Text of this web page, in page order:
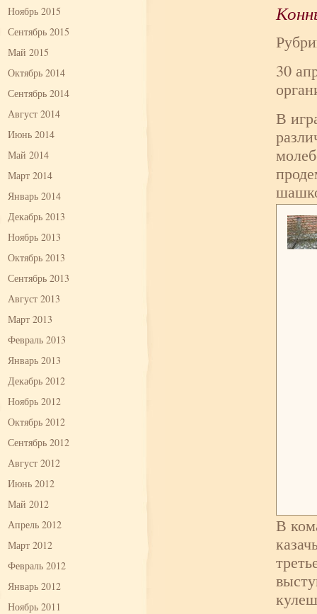
Ноябрь 2015
Сентябрь 2015
Май 2015
Октябрь 2014
Сентябрь 2014
Август 2014
Июнь 2014
Май 2014
Март 2014
Январь 2014
Декабрь 2013
Ноябрь 2013
Октябрь 2013
Сентябрь 2013
Август 2013
Март 2013
Февраль 2013
Январь 2013
Декабрь 2012
Ноябрь 2012
Октябрь 2012
Сентябрь 2012
Август 2012
Июнь 2012
Май 2012
Апрель 2012
Март 2012
Февраль 2012
Январь 2012
Ноябрь 2011
30
В
В